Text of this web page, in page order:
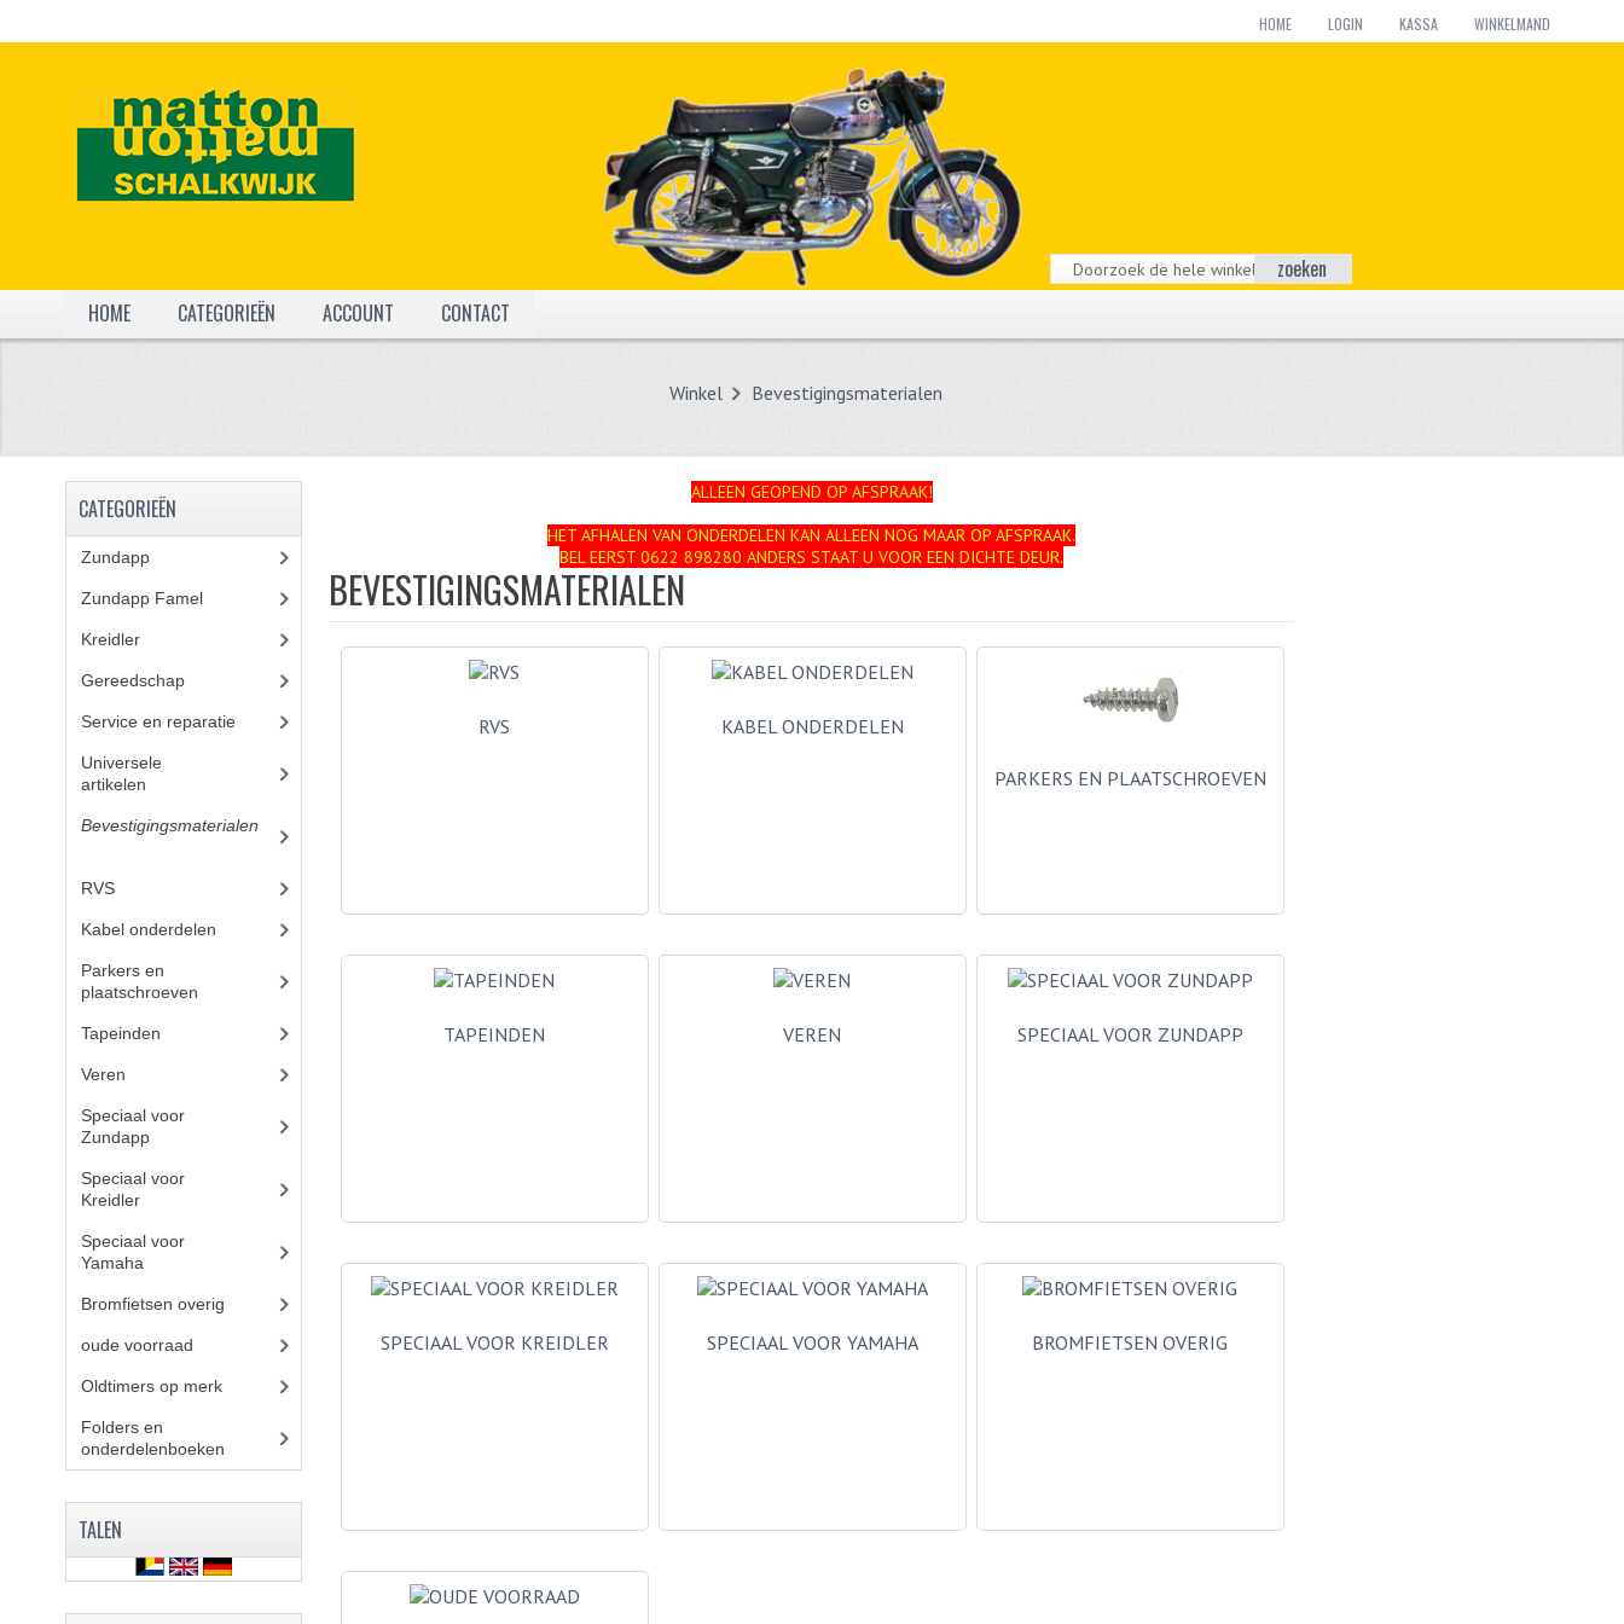
HOME LOGIN KASSA WINKELMAND
zoeken
HOME
CATEGORIEËN ACCOUNT CONTACT
Winkel Bevestigingsmaterialen
ALLEEN GEOPEND OP AFSPRAAK!
HET AFHALEN VAN ONDERDELEN KAN ALLEEN NOG MAAR OP AFSPRAAK.
BEL EERST 0622 898280 ANDERS STAAT U VOOR EEN DICHTE DEUR.
BEVESTIGINGSMATERIALEN
RVS KABEL ONDERDELEN
PARKERS EN PLAATSCHROEVEN
TAPEINDEN VEREN SPECIAAL VOOR ZUNDAPP
SPECIAAL VOOR KREIDLER SPECIAAL VOOR YAMAHA BROMFIETSEN OVERIG
CATEGORIEËN
Zundapp(2591)
Zundapp Famel(61)
Kreidler(648)
Gereedschap(5)
Service en reparatie
Universele
artikelen
Bevestigingsmaterialen
RVS(45)
Kabel onderdelen
Parkers en
plaatschroeven
Tapeinden
Veren
Speciaal voor
Zundapp(7)
Speciaal voor
Kreidler(7)
Speciaal voor
Yamaha
Bromfietsen overig
oude voorraad
Oldtimers op merk(73)
Folders en
onderdelenboeken
TALEN